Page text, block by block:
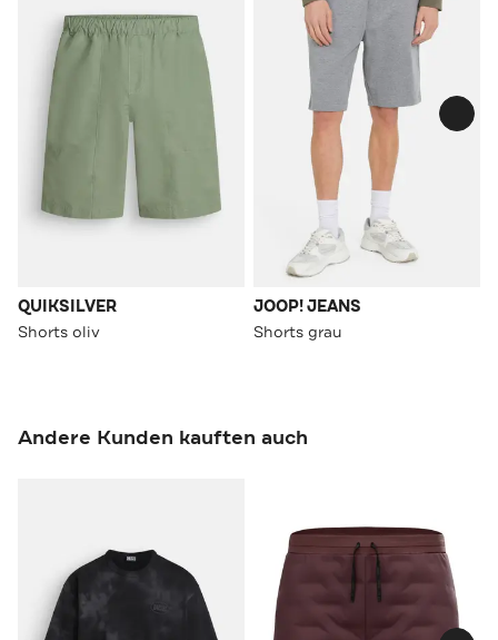
QUIKSILVER
Shorts oliv
JOOP! JEANS
Shorts grau
Andere Kunden kauften auch